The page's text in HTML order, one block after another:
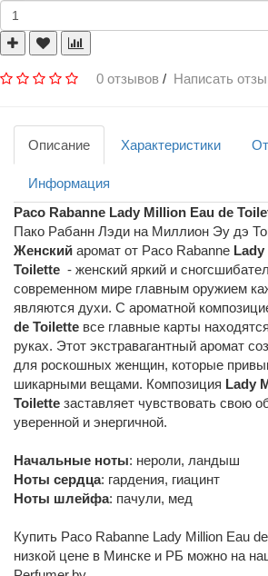
0 отзывов / Написать
Описание Характеристики
Информация
Paco Rabanne Lady Million Eau de
Пако Рабанн Лэди на Миллион Эу дэ
Женский аромат от Paco Rabanne
Toilette - женский яркий и
современном мире главным оружием
являются духи. С ароматной
de Toilette все главные карты
руках. Этот экстравагантный аромат
для роскошных женщин, которые
шикарными вещами. Композиция Lady
Toilette заставляет чувствовать свою
уверенной и энергичной.
Начальные ноты: нероли, ландыш
Ноты сердца: гардения, гиацинт
Ноты шлейфа: пачули, мед
Купить Paco Rabanne Lady Million Eau
низкой цене в Минске и РБ можно на